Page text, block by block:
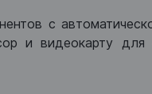
с
и видеокарту